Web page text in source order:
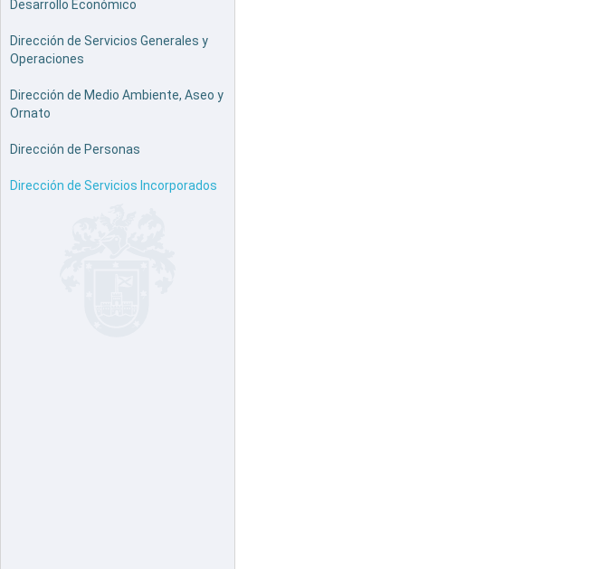
Desarrollo Económico
Dirección de Servicios Generales y
Operaciones
Dirección de Medio Ambiente, Aseo y
Ornato
Dirección de Personas
Dirección de Servicios Incorporados